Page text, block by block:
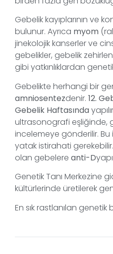
Gebelik kayıplarının
bulunur. Ayrıca myom
jinekolojik kanserler ve
gebelikler, gebelik
gibi yatkınlıklardan
Gebelikte herhangi bir
amniosentezdenir. 12.
Gebelik Haftasında
ultrasonografi eşliğinde,
incelemeye gönderilir. Bu
yatak istirahati gerekebilir.
olan gebelere anti-D
Genetik Tanı Merkezine
kültürlerinde üretilerek
En sık rastlanılan genetik